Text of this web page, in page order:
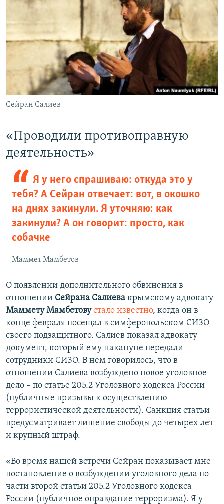
Сейран Салиев
«Проводили противоправную
деятельность»
Я у него спрашиваю: откуда это у
тебя? А Сейран отвечает: вот, в окошко
на днях закинули. Я уточняю: как
закинули? А он говорит: просто, как
собачке
Маммет Мамбетов
О появлении дополнительного обвинения в
отношении Сейрана Салиева крымскому адвокату
Маммету Мамбетову стало известно, когда он в
конце февраля посещал в симферопольском СИЗО
своего подзащитного. Салиев показал адвокату
документ, который ему накануне передали
сотрудники СИЗО. В нем говорилось, что в
отношении Салиева возбуждено новое уголовное
дело – по статье 205.2 Уголовного кодекса России
(публичные призывы к осуществлению
террористической деятельности). Санкция статьи
предусматривает лишение свободы до четырех лет
и крупный штраф.
«Во время нашей встречи Сейран показывает мне
постановление о возбуждении уголовного дела по
части второй статьи 205.2 Уголовного кодекса
России (публичное оправдание терроризма). Я у